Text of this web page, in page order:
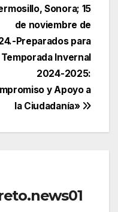
Sonora; 15
de noviembre de
Preparados para
Temporada Invernal
2024-2025:
y Apoyo a
la Ciudadanía»